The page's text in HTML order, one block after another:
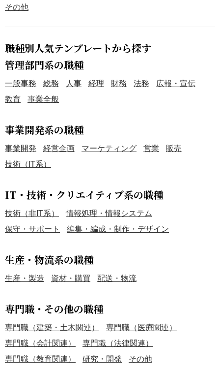
その他
職種別人気テンプレートから探す
管理部門系の職種
一般事務 総務 人事 経理 財務 法務
広報・宣伝
教育
事業全般
事業開発系の職種
事業開発 経営企画 マーケティング 営業
販売
技術（IT系）
IT・技術・クリエイティブ系の職種
技術（非IT系）
情報処理・情報システム
保守・サポート
編集・編成・制作・デザイン
生産・物流系の職種
生産・製造 資材・購買 配送・物流
専門職・その他の職種
専門職（建築・土木関連）
専門職（医療関連）
専門職（会計関連）
専門職（法律関連）
専門職（教育関連）
研究・開発 その他